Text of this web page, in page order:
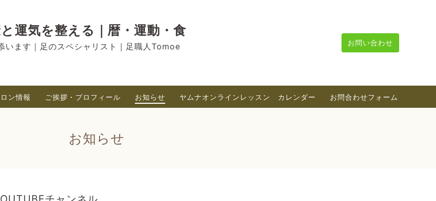
気を整える｜暦・運動・食
ます｜足のスペシャリスト｜足職人Tomoe お問い合わせ
ン情報 ご挨拶・プロフィール お知らせ ヤムナオンラインレッスン カレンダー お問合わせフォーム
お知らせ